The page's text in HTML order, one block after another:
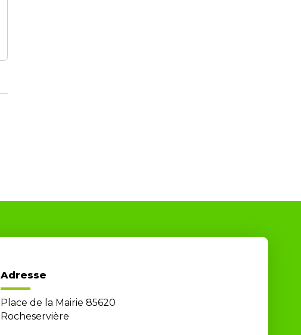
Adresse
Place de la Mairie 85620
Rocheservière